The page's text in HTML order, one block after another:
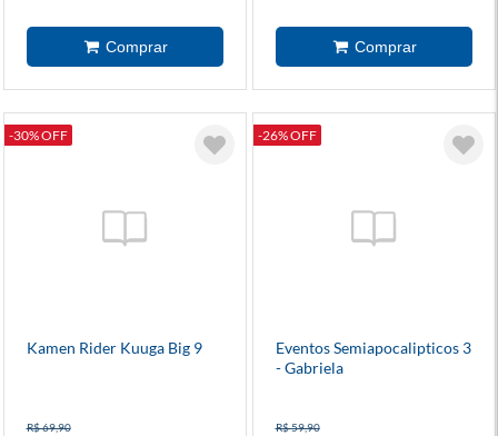
-30% OFF
Kamen Rider Kuuga Big 9
R$ 69,90
-26% OFF
Eventos Semiapocalipticos 3
- Gabriela
R$ 59,90